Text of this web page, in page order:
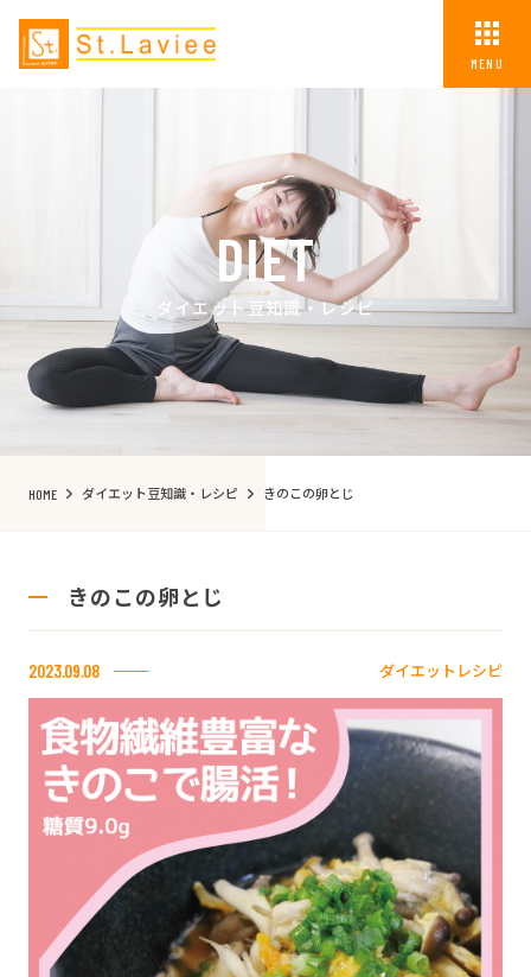
MENU
DIET
ダイエット豆知識・レシピ
HOME ダイエット豆知識・レシピ きのこの卵とじ
きのこの卵とじ
2023.09.08 ダイエットレシピ